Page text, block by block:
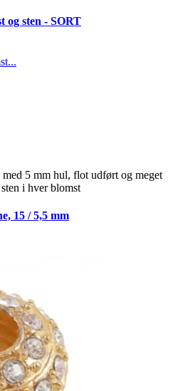
og sten - SORT
5 mm hul, flot udført og meget
i hver blomst
15 / 5,5 mm